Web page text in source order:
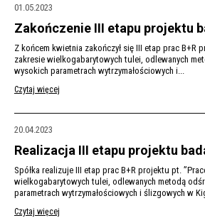
01.05.2023
Zakończenie III etapu projektu
Z końcem kwietnia zakończył się III etap prac B+R
zakresie wielkogabarytowych tulei, odlewanych
wysokich parametrach wytrzymałościowych i...
Czytaj więcej
20.04.2023
Realizacja III etapu projektu
Spółka realizuje III etap prac B+R projektu pt.
wielkogabarytowych tulei, odlewanych metodą
parametrach wytrzymałościowych i ślizgowych w
Czytaj więcej